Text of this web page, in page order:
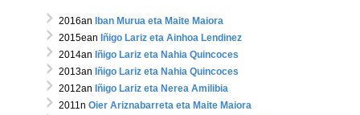
2016an Iban Murua eta Maite Maiora
2015ean Iñigo Lariz eta Ainhoa Lendinez
2014an Iñigo Lariz eta Nahia Quincoces
2013an Iñigo Lariz eta Nahia Quincoces
2012an Iñigo Lariz eta Nerea Amilibia
2011n Oier Ariznabarreta eta Maite Maiora